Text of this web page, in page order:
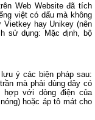
Web Website đã tích
việt có dấu mà không
hay Unikey (nên
sử dụng: Mặc định, bộ
ý các biện pháp sau:
mà phải dùng dây có
hợp với dòng điện của
hoặc áp tô mát cho